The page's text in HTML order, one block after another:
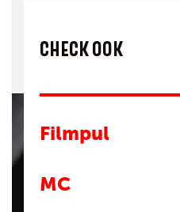
CHECK OOK
Filmpul
MC